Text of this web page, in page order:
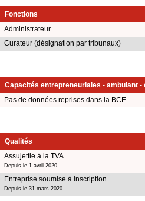
Fonctions
Administrateur
Curateur (désignation par tribunaux)
Capacités entrepreneuriales - ambulant -
Pas de données reprises dans la BCE.
Qualités
Assujettie à la TVA
Depuis le 1 avril 2020
Entreprise soumise à inscription
Depuis le 31 mars 2020